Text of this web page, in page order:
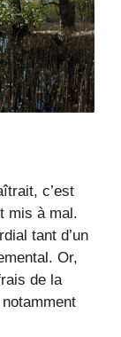
c’est
mis à mal.
tant d’un
Or,
de la